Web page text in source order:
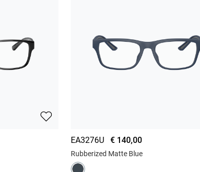
EA3276U € 140,00
Rubberized Matte Blue